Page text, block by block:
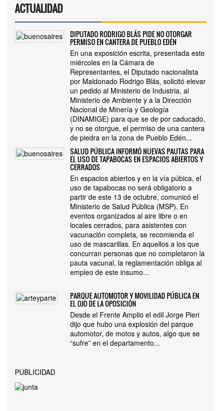
ACTUALIDAD
DIPUTADO RODRIGO BLÁS PIDE NO OTORGAR
PERMISO EN CANTERA DE PUEBLO EDÉN
En una exposición escrita, presentada este
miércoles en la Cámara de
Representantes, el Diputado nacionalista
por Maldonado Rodrigo Blás, solicitó elevar
un pedido al Ministerio de Industria, al
Ministerio de Ambiente y a la Dirección
Nacional de Minería y Geología
(DINAMIGE) para que se de por caducado,
y no se otorgue, el permiso de una cantera
de piedra en la zona de Pueblo Edén...
SALUD PÚBLICA INFORMÓ NUEVAS PAUTAS PARA
EL USO DE TAPABOCAS EN ESPACIOS ABIERTOS Y
CERRADOS
En espacios abiertos y en la vía púbica, el
uso de tapabocas no será obligatorio a
partir de este 13 de octubre, comunicó el
Ministerio de Salud Pública (MSP). En
eventos organizados al aire libre o en
locales cerrados, para asistentes con
vacunación completa, se recomienda el
uso de mascarillas. En aquellos a los que
concurran personas que no completaron la
pauta vacunal, la reglamentación obliga al
empleo de este insumo...
PARQUE AUTOMOTOR Y MOVILIDAD PÚBLICA EN
EL OJO DE LA OPOSICIÓN
Desde el Frente Amplio el edil Jorge Pieri
dijo que hubo una explosión del parque
automotor, de motos y autos, algo que se
“sufre” en el departamento...
PUBLICIDAD